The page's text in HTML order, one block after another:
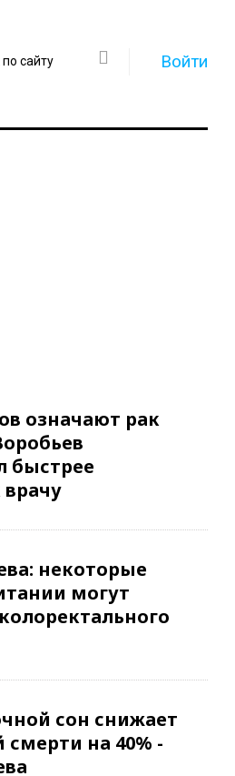
Войти
означают рак
быстрее
врачу
некоторые
могут
сон снижает
смерти на 40% -